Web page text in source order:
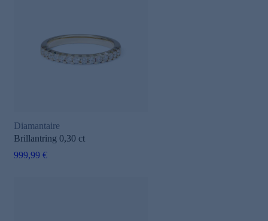
Diamantaire
Brillantring 0,30 ct
999,99 €